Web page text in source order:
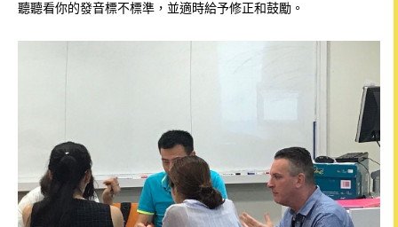
聽聽看你的發音標不標準，並適時給予修正和鼓勵。